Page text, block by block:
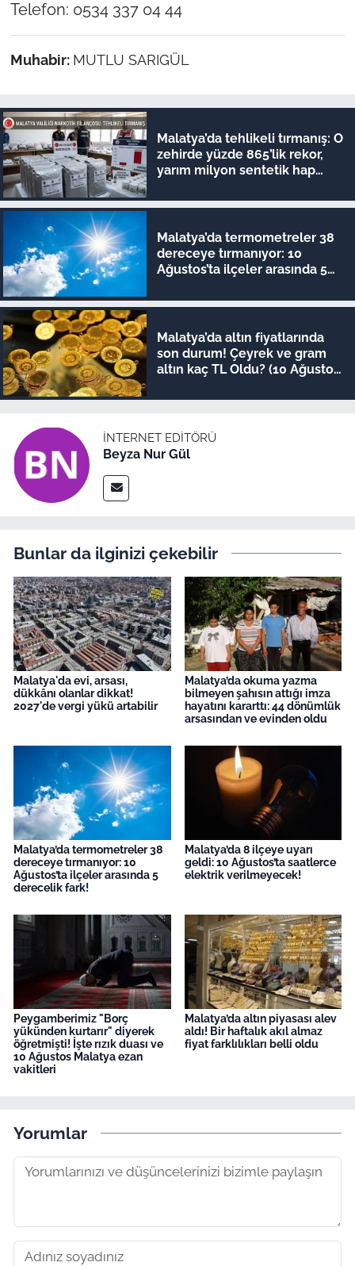
Telefon: 0534 337 04 44
Muhabir: MUTLU SARIGÜL
Malatya’da tehlikeli tırmanış: O
zehirde yüzde 865’lik rekor,
yarım milyon sentetik hap
Malatya’da termometreler 38
dereceye tırmanıyor: 10
Ağustos’ta ilçeler arasında 5
Malatya’da altın fiyatlarında
son durum! Çeyrek ve gram
altın kaç TL Oldu? (10 Ağustos
İNTERNET EDITÖRÜ
Beyza Nur Gül
Bunlar da ilginizi çekebilir
Malatya'da evi, arsası,
dükkânı olanlar dikkat!
2027'de vergi yükü artabilir
Malatya’da okuma yazma
bilmeyen şahısın attığı imza
hayatını kararttı: 44 dönümlük
arsasından ve evinden oldu
Malatya’da termometreler 38
dereceye tırmanıyor: 10
Ağustos’ta ilçeler arasında 5
derecelik fark!
Malatya’da 8 ilçeye uyarı
geldi: 10 Ağustos’ta saatlerce
elektrik verilmeyecek!
Peygamberimiz "Borç
yükünden kurtarır" diyerek
öğretmişti! İşte rızık duası ve
10 Ağustos Malatya ezan
vakitleri
Malatya’da altın piyasası alev
aldı! Bir haftalık akıl almaz
fiyat farklılıkları belli oldu
Yorumlar